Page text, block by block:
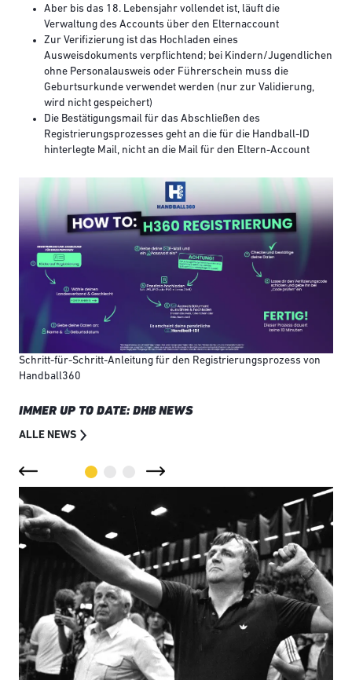
Aber bis das 18. Lebensjahr vollendet ist, läuft die
Verwaltung des Accounts über den Elternaccount
Zur Verifizierung ist das Hochladen eines
Ausweisdokuments verpflichtend; bei Kindern/Jugendlichen
ohne Personalausweis oder Führerschein muss die
Geburtsurkunde verwendet werden (nur zur Validierung,
wird nicht gespeichert)
Die Bestätigungsmail für das Abschließen des
Registrierungsprozesses geht an die für die Handball-ID
hinterlegte Mail, nicht an die Mail für den Eltern-Account
Schritt-für-Schritt-Anleitung für den Registrierungsprozess von
Handball360
IMMER UP TO DATE: DHB NEWS
ALLE NEWS